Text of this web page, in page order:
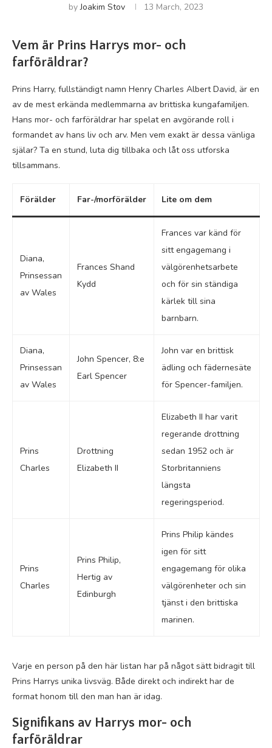
byJoakim Stov 13 March, 2023
Vem är Prins Harrys mor- och
farföräldrar?
Prins Harry, fullständigt namn Henry Charles Albert David, är en
av de mest erkända medlemmarna av brittiska kungafamiljen.
Hans mor- och farföräldrar har spelat en avgörande roll i
formandet av hans liv och arv. Men vem exakt är dessa vänliga
själar? Ta en stund, luta dig tillbaka och låt oss utforska
tillsammans.
Förälder Far-/morförälder Lite om dem
Diana,
Prinsessan
av Wales
Frances Shand
Kydd
Frances var känd för
sitt engagemang i
välgörenhetsarbete
och för sin ständiga
kärlek till sina
barnbarn.
Diana,
Prinsessan
av Wales
John Spencer, 8:e
Earl Spencer
John var en brittisk
ädling och fädernesäte
för Spencer-familjen.
Prins
Charles
Drottning
Elizabeth II
Elizabeth II har varit
regerande drottning
sedan 1952 och är
Storbritanniens
längsta
regeringsperiod.
Prins
Charles
Prins Philip,
Hertig av
Edinburgh
Prins Philip kändes
igen för sitt
engagemang för olika
välgörenheter och sin
tjänst i den brittiska
marinen.
Varje en person på den här listan har på något sätt bidragit till
Prins Harrys unika livsväg. Både direkt och indirekt har de
format honom till den man han är idag.
Signifikans av Harrys mor- och
farföräldrar